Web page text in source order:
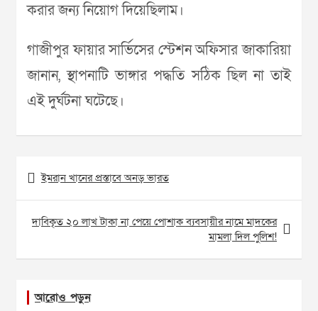
করার জন্য নিয়োগ দিয়েছিলাম।
গাজীপুর ফায়ার সার্ভিসের স্টেশন অফিসার জাকারিয়া
জানান, স্থাপনাটি ভাঙ্গার পদ্ধতি সঠিক ছিল না তাই
এই দুর্ঘটনা ঘটেছে।
Post
navigation
ইমরান খানের প্রস্তাবে অনড় ভারত
দাবিকৃত ২০ লাখ টাকা না পেয়ে পোশাক ব্যবসায়ীর নামে মাদকের
মামলা দিল পুলিশ!
আরোও পড়ুন